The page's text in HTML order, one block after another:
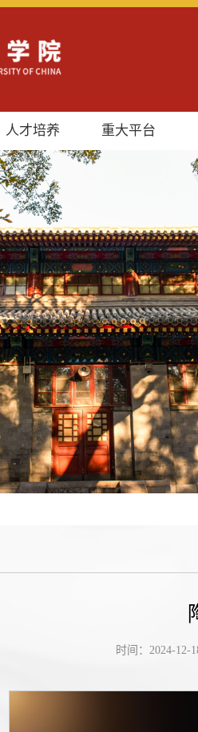
人才培养 重大平台
时间：2024-12-